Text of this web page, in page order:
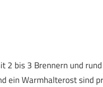
2 bis 3 Brennern und
ein Warmhalterost sind